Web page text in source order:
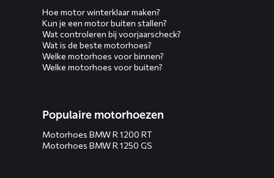
Hoe motor winterklaar maken?
Kun je een motor buiten stallen?
Wat controleren bij voorjaarscheck?
Wat is de beste motorhoes?
Welke motorhoes voor binnen?
Welke motorhoes voor buiten?
Populaire motorhoezen
Motorhoes BMW R 1200 RT
Motorhoes BMW R 1250 GS